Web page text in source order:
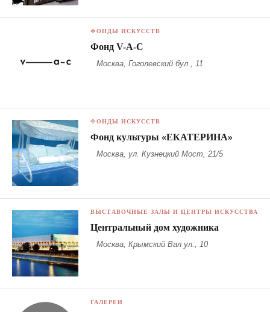
ФОНДЫ ИСКУССТВ
Фонд V-A-C
Москва, Гоголевский бул., 11
ФОНДЫ ИСКУССТВ
Фонд культуры «ЕКАТЕРИНА»
Москва, ул. Кузнецкий Мост, 21/5
ВЫСТАВОЧНЫЕ ЗАЛЫ И ЦЕНТРЫ ИСКУССТВА
Центральный дом художника
Москва, Крымский Вал ул., 10
ГАЛЕРЕИ